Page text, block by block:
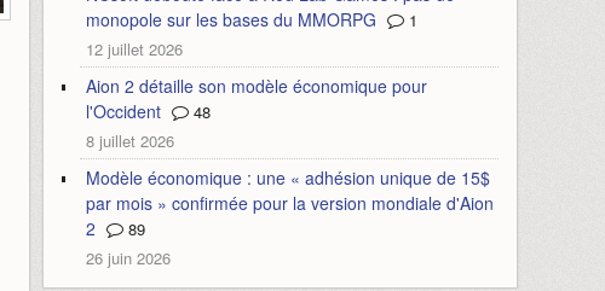
monopole sur les bases du MMORPG
1
12 juillet 2026
Aion 2 détaille son modèle économique pour
l'Occident
48
8 juillet 2026
Modèle économique : une « adhésion unique de 15$
par mois » confirmée pour la version mondiale d'Aion
2
89
26 juin 2026